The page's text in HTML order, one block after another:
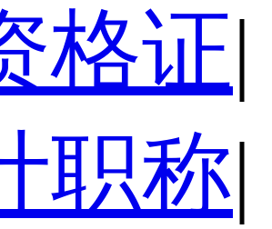
格证|
职称|